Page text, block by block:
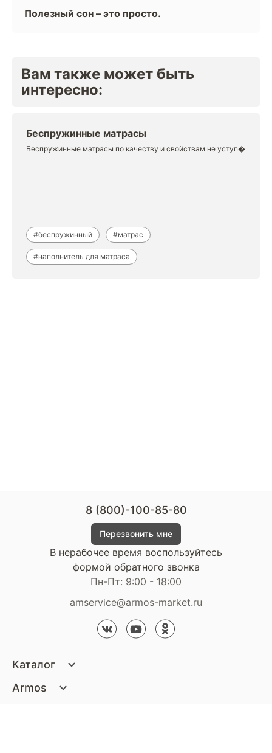
Полезный сон – это просто.
Вам также может быть
интересно:
Беспружинные матрасы
Беспружинные матрасы по качеству и свойствам не уступ�
#беспружинный #матрас
#наполнитель для матраса
Каталог
Кровати
Armos
8 (800)-100-85-80
Перезвонить мне
В нерабочее время воспользуйтесь
формой обратного звонка
Пн-Пт: 9:00 - 18:00
amservice@armos-market.ru